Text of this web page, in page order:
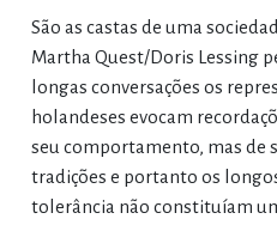
São as castas de uma
Martha Quest/Doris Lessing
longas conversações os
holandeses evocam
seu comportamento, mas de
tradições e portanto os
tolerância não constituíam